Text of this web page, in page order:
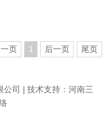
页 1 后一页 尾页
公司 | 技术支持：河南三